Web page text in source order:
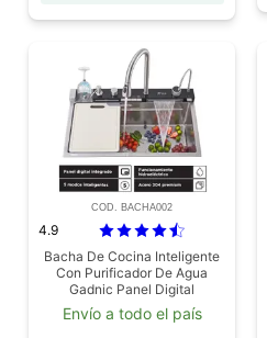
COD. BACHA002
4.9
Bacha De Cocina Inteligente
Con Purificador De Agua
Gadnic Panel Digital
75x46x23cm Acero
Inoxidable
Envío a todo el país